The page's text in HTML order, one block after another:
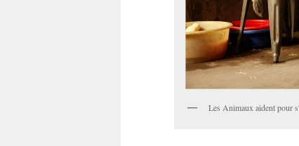
Les Animaux aident pour